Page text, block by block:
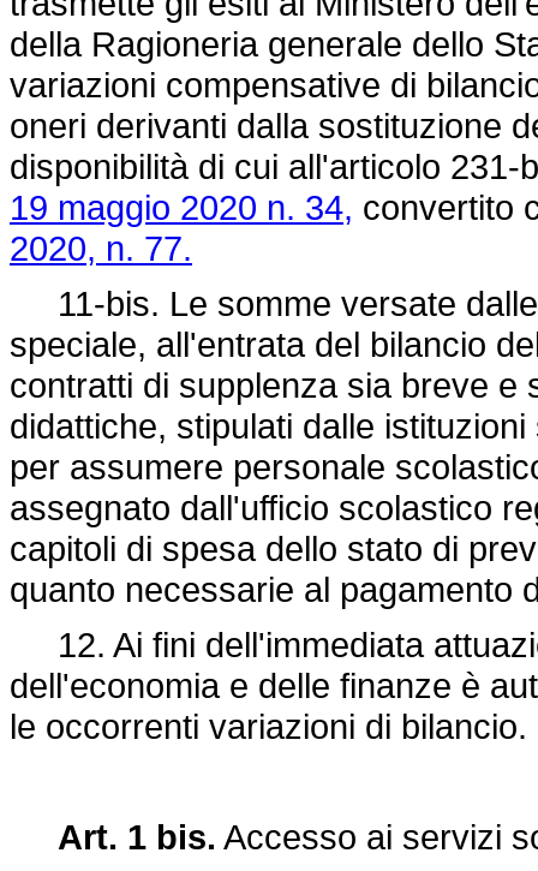
della Ragioneria generale dello
variazioni compensative di
oneri derivanti dalla sostituzione
disponibilità di cui all'articolo
19 maggio 2020 n. 34, convertito
2020, n. 77.
11-bis. Le somme versate
speciale, all'entrata del bilancio
contratti di supplenza sia breve e
didattiche, stipulati dalle
per assumere personale
assegnato dall'ufficio scolastico
capitoli di spesa dello stato di
quanto necessarie al pagamento
12. Ai fini dell'immediata
dell'economia e delle finanze è
le occorrenti variazioni di bilancio.
Art. 1 bis. Accesso ai servizi